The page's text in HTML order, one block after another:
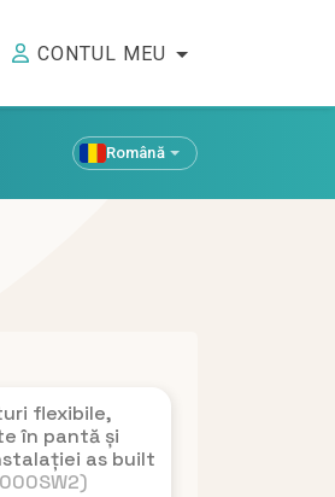
CONTUL MEU
Română
flexibile,
în pantă și
as built